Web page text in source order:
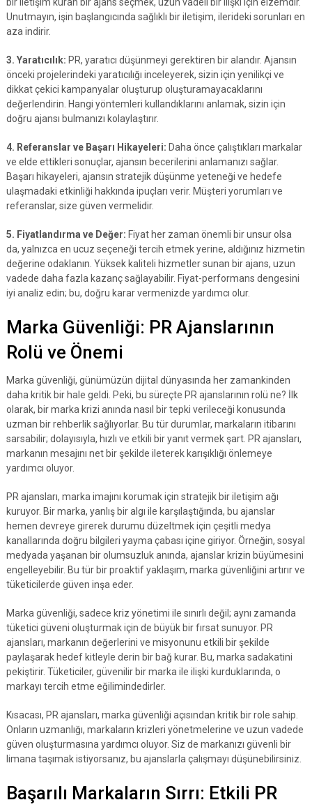
Unutmayın, işin başlangıcında sağlıklı bir iletişim, ilerideki sorunları en
aza indirir.
3. Yaratıcılık: PR, yaratıcı düşünmeyi gerektiren bir alandır. Ajansın
önceki projelerindeki yaratıcılığı inceleyerek, sizin için yenilikçi ve
dikkat çekici kampanyalar oluşturup oluşturamayacaklarını
değerlendirin. Hangi yöntemleri kullandıklarını anlamak, sizin için
doğru ajansı bulmanızı kolaylaştırır.
4. Referanslar ve Başarı Hikayeleri: Daha önce çalıştıkları markalar
ve elde ettikleri sonuçlar, ajansın becerilerini anlamanızı sağlar.
Başarı hikayeleri, ajansın stratejik düşünme yeteneği ve hedefe
ulaşmadaki etkinliği hakkında ipuçları verir. Müşteri yorumları ve
referanslar, size güven vermelidir.
5. Fiyatlandırma ve Değer: Fiyat her zaman önemli bir unsur olsa
da, yalnızca en ucuz seçeneği tercih etmek yerine, aldığınız hizmetin
değerine odaklanın. Yüksek kaliteli hizmetler sunan bir ajans, uzun
vadede daha fazla kazanç sağlayabilir. Fiyat-performans dengesini
iyi analiz edin; bu, doğru karar vermenizde yardımcı olur.
Marka Güvenliği: PR Ajanslarının
Rolü ve Önemi
Marka güvenliği, günümüzün dijital dünyasında her zamankinden
daha kritik bir hale geldi. Peki, bu süreçte PR ajanslarının rolü ne? İlk
olarak, bir marka krizi anında nasıl bir tepki verileceği konusunda
uzman bir rehberlik sağlıyorlar. Bu tür durumlar, markaların itibarını
sarsabilir; dolayısıyla, hızlı ve etkili bir yanıt vermek şart. PR ajansları,
markanın mesajını net bir şekilde ileterek karışıklığı önlemeye
yardımcı oluyor.
PR ajansları, marka imajını korumak için stratejik bir iletişim ağı
kuruyor. Bir marka, yanlış bir algı ile karşılaştığında, bu ajanslar
hemen devreye girerek durumu düzeltmek için çeşitli medya
kanallarında doğru bilgileri yayma çabası içine giriyor. Örneğin, sosyal
medyada yaşanan bir olumsuzluk anında, ajanslar krizin büyümesini
engelleyebilir. Bu tür bir proaktif yaklaşım, marka güvenliğini artırır ve
tüketicilerde güven inşa eder.
Marka güvenliği, sadece kriz yönetimi ile sınırlı değil; aynı zamanda
tüketici güveni oluşturmak için de büyük bir fırsat sunuyor. PR
ajansları, markanın değerlerini ve misyonunu etkili bir şekilde
paylaşarak hedef kitleyle derin bir bağ kurar. Bu, marka sadakatini
pekiştirir. Tüketiciler, güvenilir bir marka ile ilişki kurduklarında, o
markayı tercih etme eğilimindedirler.
Kısacası, PR ajansları, marka güvenliği açısından kritik bir role sahip.
Onların uzmanlığı, markaların krizleri yönetmelerine ve uzun vadede
güven oluşturmasına yardımcı oluyor. Siz de markanızı güvenli bir
limana taşımak istiyorsanız, bu ajanslarla çalışmayı düşünebilirsiniz.
Başarılı Markaların Sırrı: Etkili PR